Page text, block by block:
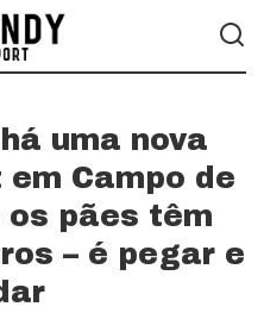
uma nova
Campo de
os pães têm
– é pegar e